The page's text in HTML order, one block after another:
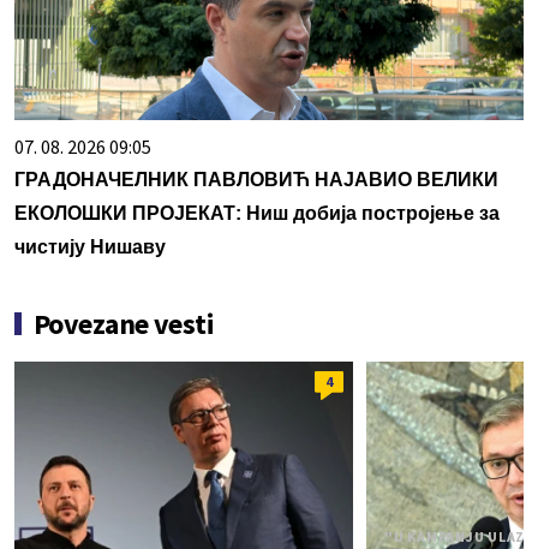
07. 08. 2026 09:05
ГРАДОНАЧЕЛНИК ПАВЛОВИЋ НАЈАВИО ВЕЛИКИ
ЕКОЛОШКИ ПРОЈЕКАТ: Ниш добија постројење за
чистију Нишаву
Povezane vesti
4
"U KAMPANJU